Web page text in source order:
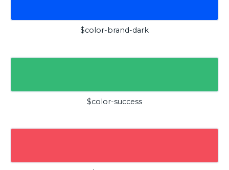
$color-brand-dark
$color-success